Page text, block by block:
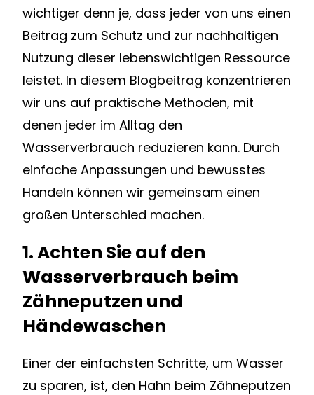
wichtiger denn je, dass jeder von uns einen
Beitrag zum Schutz und zur nachhaltigen
Nutzung dieser lebenswichtigen Ressource
leistet. In diesem Blogbeitrag konzentrieren
wir uns auf praktische Methoden, mit
denen jeder im Alltag den
Wasserverbrauch reduzieren kann. Durch
einfache Anpassungen und bewusstes
Handeln können wir gemeinsam einen
großen Unterschied machen.
1. Achten Sie auf den
Wasserverbrauch beim
Zähneputzen und
Händewaschen
Einer der einfachsten Schritte, um Wasser
zu sparen, ist, den Hahn beim Zähneputzen